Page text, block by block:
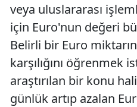
veya uluslararası
için Euro'nun değeri
Belirli bir Euro
karşılığını öğrenmek
araştırılan bir konu
günlük artıp azalan